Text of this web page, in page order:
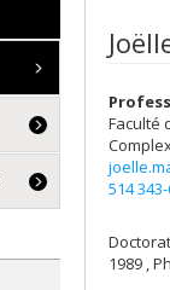
Faculté
514
Doctorat
1989 ,